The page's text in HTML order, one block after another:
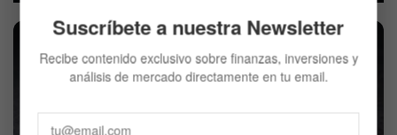
Suscríbete a nuestra Newsletter
Recibe contenido exclusivo sobre finanzas, inversiones y
análisis de mercado directamente en tu email.